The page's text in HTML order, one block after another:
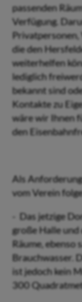
passenden
Verfügung.
Privatpersonen,
die den
weiterhelfen
lediglich
bekannt sind
Kontakte zu
wäre wir Ihnen
den
Als
vom Verein
- Das jetzige
große Halle
Räume, ebenso
Brauchwasser.
ist jedoch kein
300